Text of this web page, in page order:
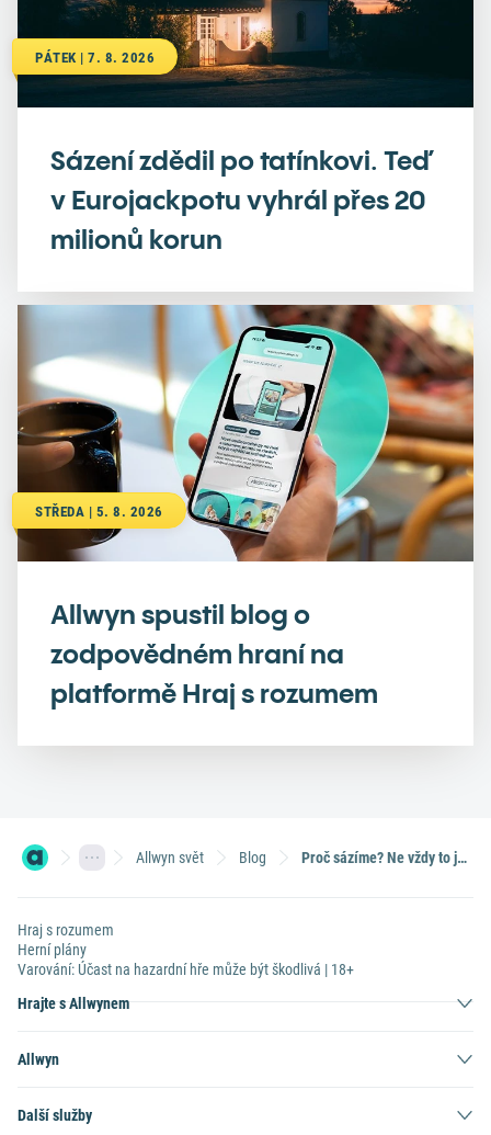
PÁTEK | 7. 8. 2026
Sázení zdědil po tatínkovi. Teď
v Eurojackpotu vyhrál přes 20
milionů korun
STŘEDA | 5. 8. 2026
Allwyn spustil blog o
zodpovědném hraní na
platformě Hraj s rozumem
Allwyn svět Blog Proč sázíme? Ne vždy to je kvůli výhře
Hraj s rozumem
Herní plány
Varování: Účast na hazardní hře může být škodlivá | 18+
Hrajte s Allwynem
Allwyn
Další služby